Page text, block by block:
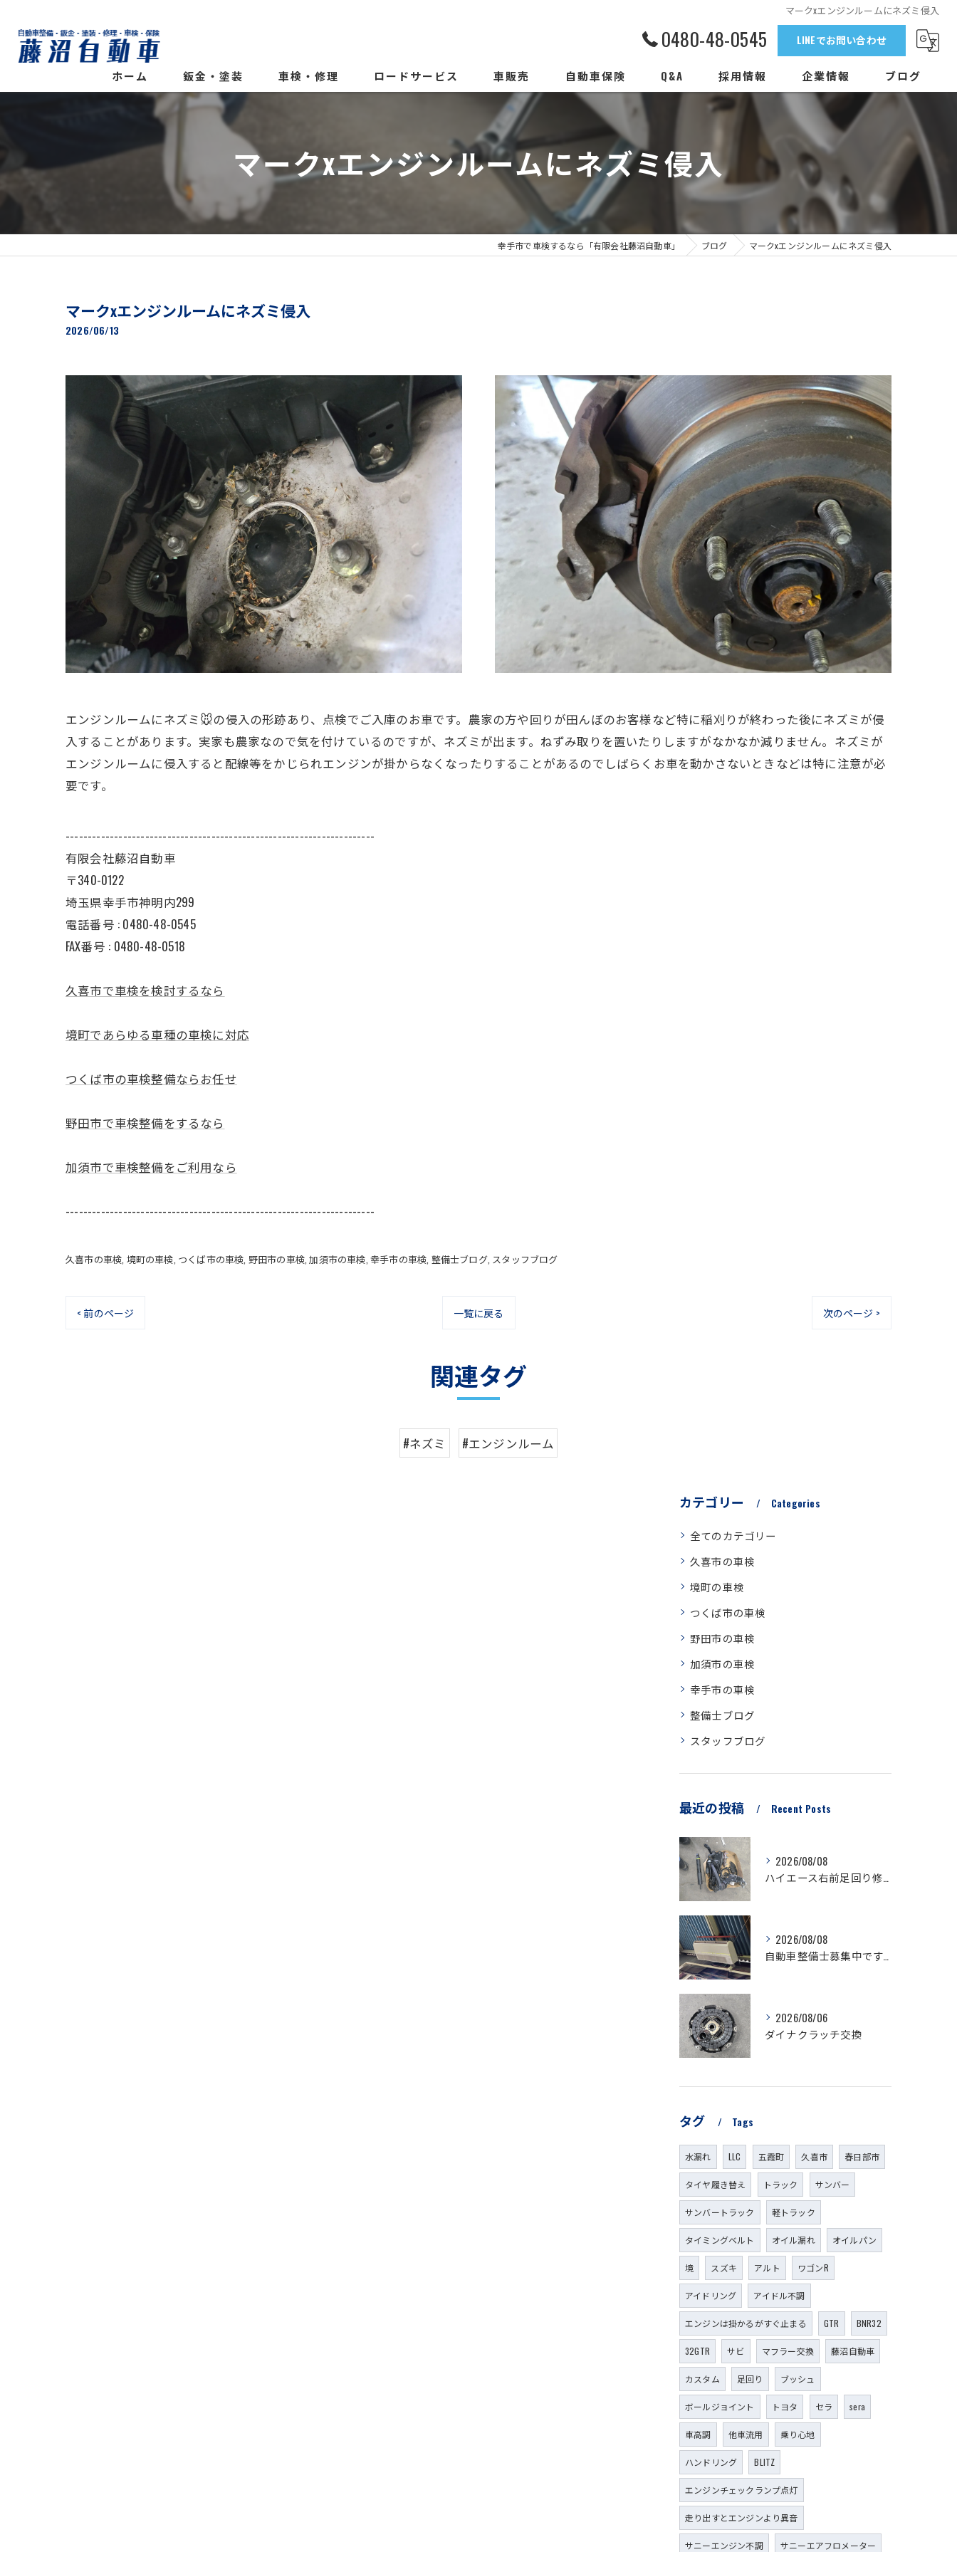
マークxエンジンルームにネズミ侵入
0480-48-0545 LINEでお問い合わせ
ホーム 鈑金・塗装 車検・修理 ロードサービス 車販売 自動車保険 Q&A 採用情報 企業情報 ブログ
マークxエンジンルームにネズミ侵入
幸手市で車検するなら「有限会社藤沼自動車」 ブログ マークxエンジンルームにネズミ侵入
マークxエンジンルームにネズミ侵入
2026/06/13
エンジンルームにネズミ🐭の侵入の形跡あり、点検でご入庫のお車です。農家の方や回りが田んぼのお客様など特に稲刈りが終わった後にネズミが侵
入することがあります。実家も農家なので気を付けているのですが、ネズミが出ます。ねずみ取りを置いたりしますがなかなか減りません。ネズミが
エンジンルームに侵入すると配線等をかじられエンジンが掛からなくなったりすることがあるのでしばらくお車を動かさないときなどは特に注意が必
要です。
----------------------------------------------------------------------
有限会社藤沼自動車
〒340-0122
埼玉県幸手市神明内299
電話番号 : 0480-48-0545
FAX番号 : 0480-48-0518
久喜市で車検を検討するなら
境町であらゆる車種の車検に対応
つくば市の車検整備ならお任せ
野田市で車検整備をするなら
加須市で車検整備をご利用なら
----------------------------------------------------------------------
久喜市の車検 境町の車検 つくば市の車検 野田市の車検 加須市の車検 幸手市の車検 整備士ブログ スタッフブログ
< 前のページ 一覧に戻る 次のページ >
関連タグ
#ネズミ #エンジンルーム
カテゴリー Categories
全てのカテゴリー
久喜市の車検
境町の車検
つくば市の車検
野田市の車検
加須市の車検
幸手市の車検
整備士ブログ
スタッフブログ
最近の投稿 Recent Posts
2026/08/08
ハイエース右前足回り修理
2026/08/08
自動車整備士募集中です。
2026/08/06
ダイナクラッチ交換
タグ Tags
水漏れ LLC 五霞町 久喜市 春日部市
タイヤ履き替え トラック サンバー
サンバートラック 軽トラック
タイミングベルト オイル漏れ オイルパン
境 スズキ アルト ワゴンR
アイドリング アイドル不調
エンジンは掛かるがすぐ止まる GTR BNR32
32GTR サビ マフラー交換 藤沼自動車
カスタム 足回り ブッシュ
ボールジョイント トヨタ セラ sera
車高調 他車流用 乗り心地
ハンドリング BLITZ
エンジンチェックランプ点灯
走り出すとエンジンより異音
サニーエンジン不調 サニーエアフロメーター